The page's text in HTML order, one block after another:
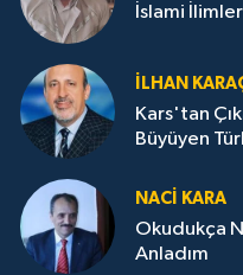
İslami
İLHAN
Kars'tan
Büyüyen
NACI KARA
Okudukça
Anladım